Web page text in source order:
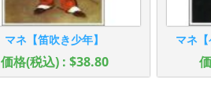
マネ【笛吹き少年】
価格(税込) : $38.80
マネ【